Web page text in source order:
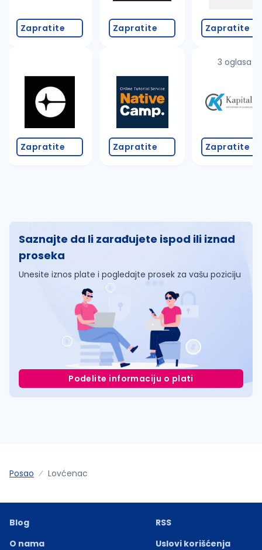
Zapratite
Zapratite
Zapratite
Zapratite
Zapratite
3 oglasa
Zapratite
Saznajte da li zarađujete ispod ili iznad
proseka
Unesite iznos plate i pogledajte prosek za vašu poziciju
Podelite informaciju o plati
Posao Lovćenac
Blog
O nama
RSS
Uslovi korišćenja